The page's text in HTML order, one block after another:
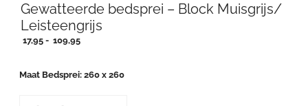
Gewatteerde bedsprei – Block Muisgrijs/
Leisteengrijs
17,95 - 109,95Prijsklasse:
109,95
Maat Bedsprei 260 x 260